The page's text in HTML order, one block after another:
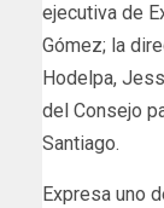
ejecutiva de
Gómez; la
Hodelpa,
del Consejo
Santiago.
Expresa uno